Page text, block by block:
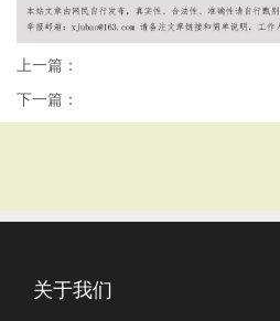
上一篇：
下一篇：
关于我们